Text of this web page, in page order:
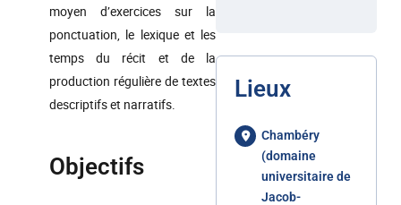
moyen d’exercices sur la
ponctuation, le lexique et les
temps du récit et de la
production régulière de textes
descriptifs et narratifs.
Objectifs
Lieux
Chambéry
(domaine
universitaire de
Jacob-